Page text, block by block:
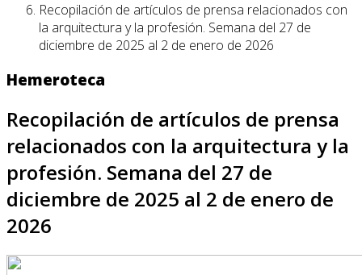
Recopilación de artículos de prensa relacionados con
la arquitectura y la profesión. Semana del 27 de
diciembre de 2025 al 2 de enero de 2026
Hemeroteca
Recopilación de artículos de prensa
relacionados con la arquitectura y la
profesión. Semana del 27 de
diciembre de 2025 al 2 de enero de
2026